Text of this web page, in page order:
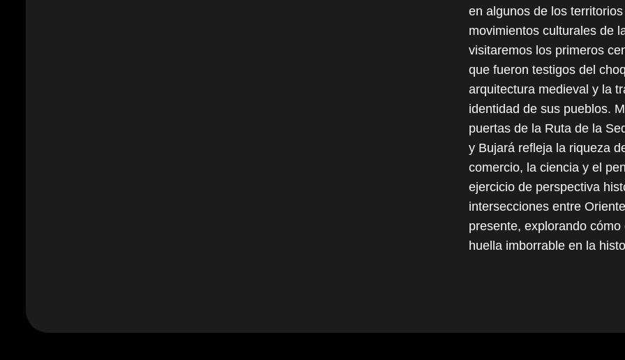
en algunos de los
movimientos culturales de
visitaremos los primeros
que fueron testigos del
arquitectura medieval y la
identidad de sus pueblos.
puertas de la Ruta de la
y Bujará refleja la riqueza
comercio, la ciencia y el
ejercicio de perspectiva
intersecciones entre
presente, explorando
huella imborrable en la